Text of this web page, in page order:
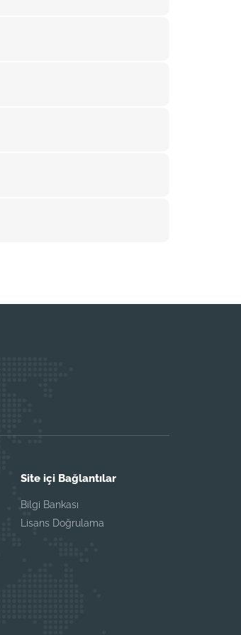
Site içi Bağlantılar
Bilgi Bankası
Lisans Doğrulama